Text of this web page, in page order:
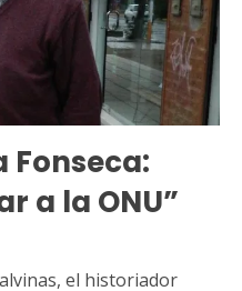
Fonseca:
a la ONU”
el historiador